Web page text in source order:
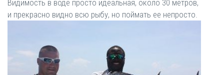
Видимость в воде просто идеальная, около 30 метров,
и прекрасно видно всю рыбу, но поймать ее непросто.